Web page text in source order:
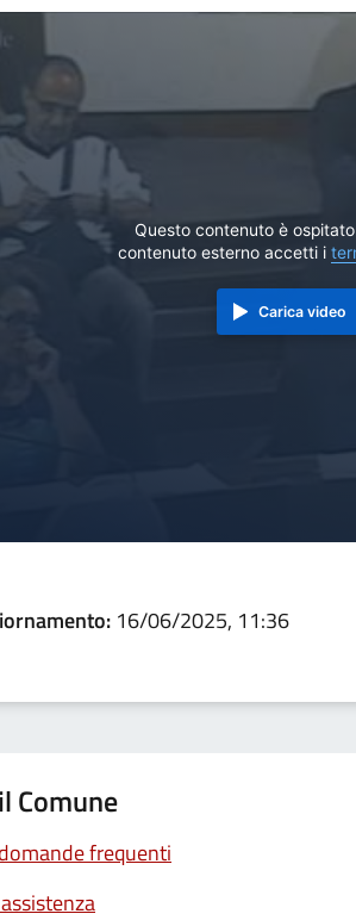
Questo contenuto è
contenuto esterno accetti i
Carica video
16/06/2025, 11:36
Comune
frequenti